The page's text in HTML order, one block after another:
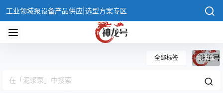
工业领域泵设备产品供应|选型方案专区
全部标签 泥浆泵